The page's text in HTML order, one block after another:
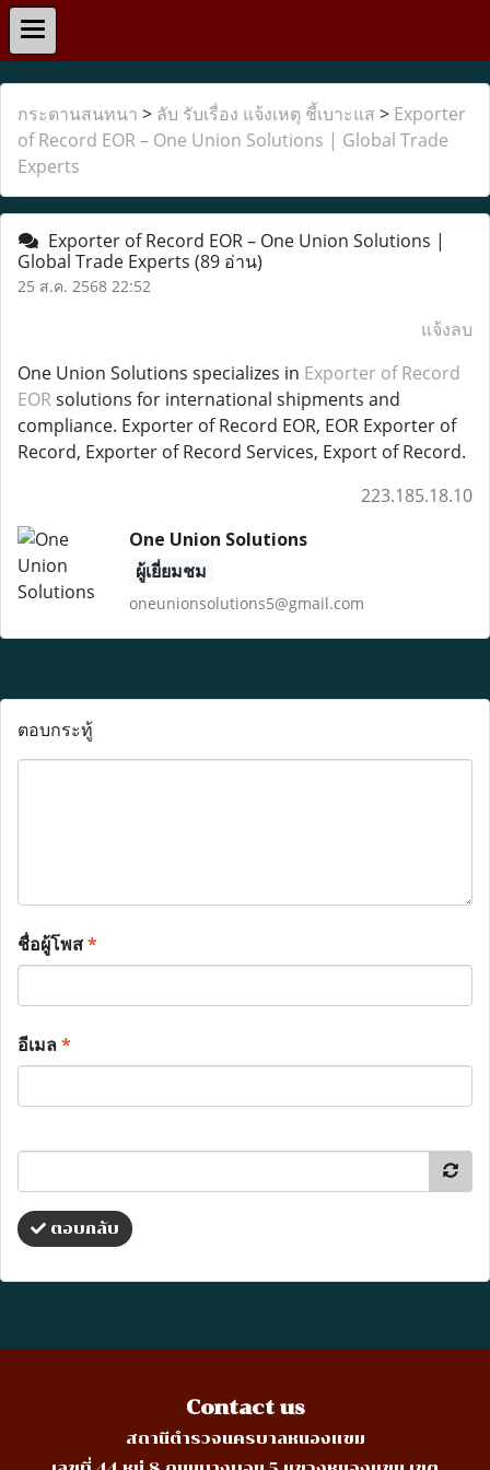
กระดานสนทนา > ลับ รับเรื่อง แจ้งเหตุ ชี้เบาะแส > Exporter
of Record EOR – One Union Solutions | Global Trade
Experts
Exporter of Record EOR – One Union Solutions |
Global Trade Experts (89 อ่าน)
25 ส.ค. 2568 22:52
แจ้งลบ
One Union Solutions specializes in Exporter of Record
EORsolutions for international shipments and
compliance. Exporter of Record EOR, EOR Exporter of
Record, Exporter of Record Services, Export of Record.
223.185.18.10
One Union Solutions
ผู้เยี่ยมชม
oneunionsolutions5@gmail.com
ตอบกระทู้
ชื่อผู้โพส*
อีเมล*
ตอบกลับ
Contact us
สถานีตำรวจนครบาลหนองแขม